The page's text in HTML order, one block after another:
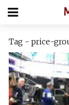
Tag - price-